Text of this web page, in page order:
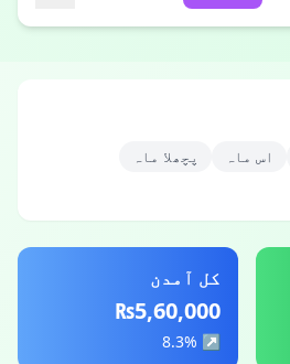
اس ماہ
پچھلا ماہ
کل آمدن
₨5,60,000
↗ 8.3%